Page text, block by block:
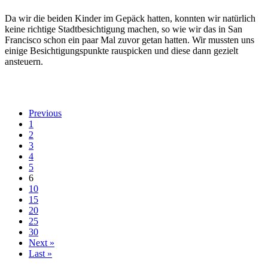
Da wir die beiden Kinder im Gepäck hatten, konnten wir natürlich
keine richtige Stadtbesichtigung machen, so wie wir das in San
Francisco schon ein paar Mal zuvor getan hatten. Wir mussten uns
einige Besichtigungspunkte rauspicken und diese dann gezielt
ansteuern.
Previous
1
2
3
4
5
6
10
15
20
25
30
Next »
Last »